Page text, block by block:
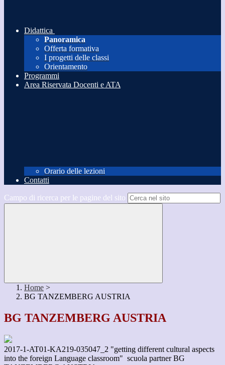
Didattica
Panoramica
Offerta formativa
I progetti delle classi
Orientamento
Programmi
Area Riservata Docenti e ATA
Orario delle lezioni
Contatti
Campo di ricerca per le pagine del sito
Home >
BG TANZEMBERG AUSTRIA
BG TANZEMBERG AUSTRIA
2017-1-AT01-KA219-035047_2 "getting different cultural aspects
into the foreign Language classroom" scuola partner BG